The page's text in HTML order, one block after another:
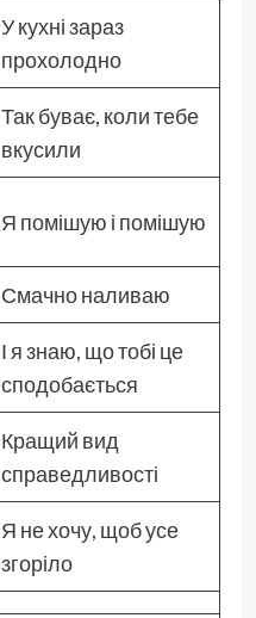
У кухні зараз
прохолодно
Так буває, коли тебе
вкусили
Я помішую і помішую
Смачно наливаю
І я знаю, що тобі це
сподобається
Кращий вид
справедливості
Я не хочу, щоб усе
згоріло